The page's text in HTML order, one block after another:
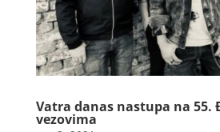
Vatra danas nastupa na 55.
vezovima